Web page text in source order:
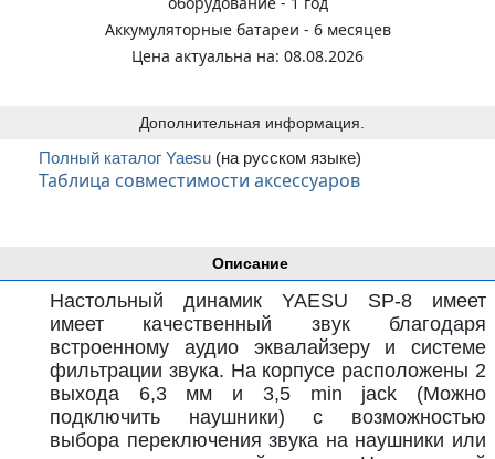
Описание
Настольный динамик YAESU SP-8 имеет
имеет качественный звук благодаря
встроенному аудио эквалайзеру и системе
фильтрации звука. На корпусе расположены 2
выхода 6,3 мм и 3,5 min jack (Можно
подключить наушники) с возможностью
выбора переключения звука на наушники или
Аккумуляторные батареи - 6 месяцев
Цена актуальна на: 08.08.2026
Дополнительная информация.
Полный каталог Yaesu (на русском языке)
Таблица совместимости аксессуаров